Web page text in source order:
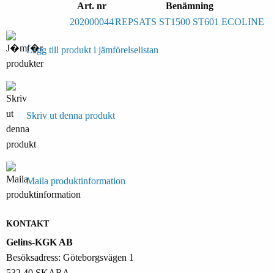
Art. nr
Benämning
202000044REPSATS ST1500 ST601 ECOLINE
Lägg till produkt i jämförelselistan
Skriv ut denna produkt
Maila produktinformation
KONTAKT
Gelins-KGK AB
Besöksadress: Göteborgsvägen 1